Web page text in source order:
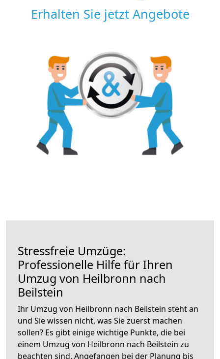
Erhalten Sie jetzt Angebote
Stressfreie Umzüge:
Professionelle Hilfe für Ihren
Umzug von Heilbronn nach
Beilstein
Ihr Umzug von Heilbronn nach Beilstein steht an
und Sie wissen nicht, was Sie zuerst machen
sollen? Es gibt einige wichtige Punkte, die bei
einem Umzug von Heilbronn nach Beilstein zu
beachten sind. Angefangen bei der Planung bis